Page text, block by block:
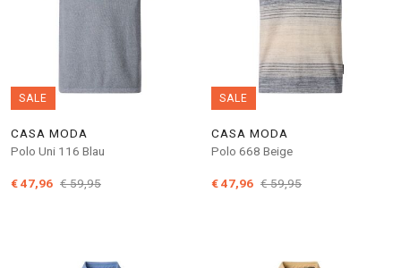
SALE
CASA MODA
Polo Uni 116 Blau
€ 59,95
€ 47,96
SALE
CASA MODA
Polo 668 Beige
€ 59,95
€ 47,96